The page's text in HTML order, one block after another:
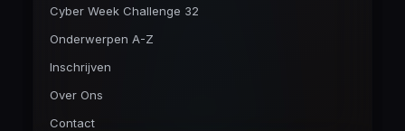
Cyber Week Challenge 32
Onderwerpen A-Z
Inschrijven
Over Ons
Contact